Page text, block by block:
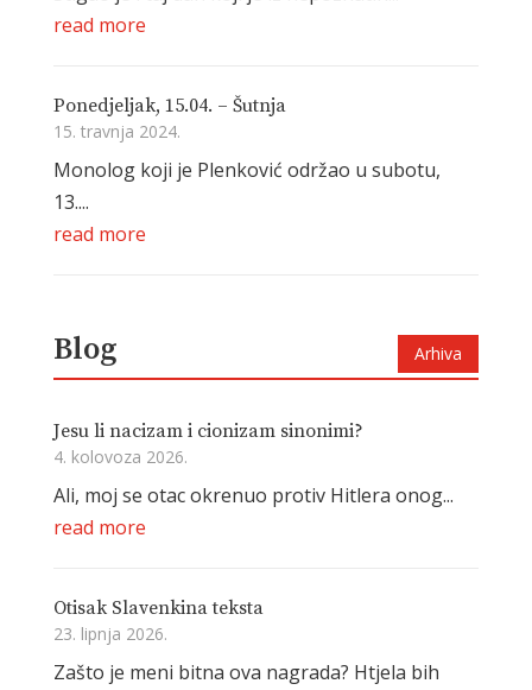
read more
Ponedjeljak, 15.04. – Šutnja
15. travnja 2024.
Monolog koji je Plenković održao u subotu,
13....
read more
Blog Arhiva
Jesu li nacizam i cionizam sinonimi?
4. kolovoza 2026.
Ali, moj se otac okrenuo protiv Hitlera onog...
read more
Otisak Slavenkina teksta
23. lipnja 2026.
Zašto je meni bitna ova nagrada? Htjela bih